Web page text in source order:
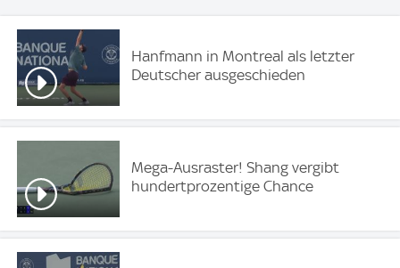
Hanfmann in Montreal als letzter
Deutscher ausgeschieden
Mega-Ausraster! Shang vergibt
hundertprozentige Chance